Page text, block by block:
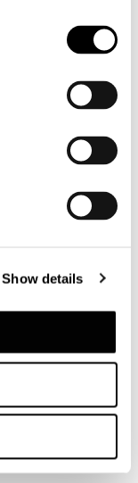
Show details